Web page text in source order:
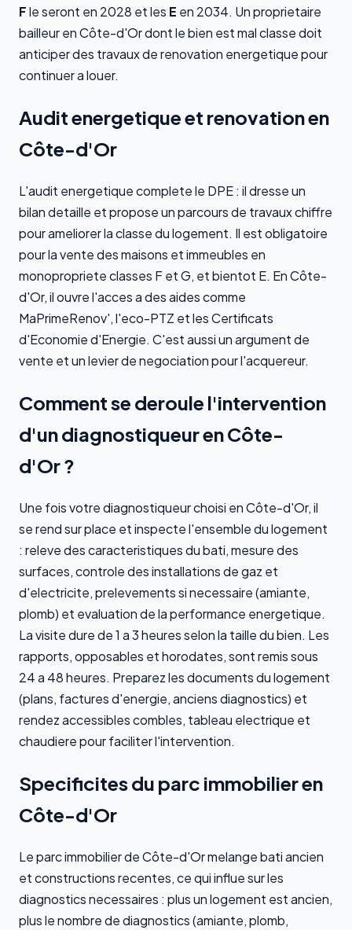
Fle seront en 2028 et les E en 2034. Un proprietaire
bailleur en Côte-d'Or dont le bien est mal classe doit
anticiper des travaux de renovation energetique pour
continuer a louer.
Audit energetique et renovation en
Côte-d'Or
L'audit energetique complete le DPE : il dresse un
bilan detaille et propose un parcours de travaux chiffre
pour ameliorer la classe du logement. Il est obligatoire
pour la vente des maisons et immeubles en
monopropriete classes F et G, et bientot E. En Côte-
d'Or, il ouvre l'acces a des aides comme
MaPrimeRenov', l'eco-PTZ et les Certificats
d'Economie d'Energie. C'est aussi un argument de
vente et un levier de negociation pour l'acquereur.
Comment se deroule l'intervention
d'un diagnostiqueur en Côte-
d'Or ?
Une fois votre diagnostiqueur choisi en Côte-d'Or, il
se rend sur place et inspecte l'ensemble du logement
: releve des caracteristiques du bati, mesure des
surfaces, controle des installations de gaz et
d'electricite, prelevements si necessaire (amiante,
plomb) et evaluation de la performance energetique.
La visite dure de 1 a 3 heures selon la taille du bien. Les
rapports, opposables et horodates, sont remis sous
24 a 48 heures. Preparez les documents du logement
(plans, factures d'energie, anciens diagnostics) et
rendez accessibles combles, tableau electrique et
chaudiere pour faciliter l'intervention.
Specificites du parc immobilier en
Côte-d'Or
Le parc immobilier de Côte-d'Or melange bati ancien
et constructions recentes, ce qui influe sur les
diagnostics necessaires : plus un logement est ancien,
plus le nombre de diagnostics (amiante, plomb,